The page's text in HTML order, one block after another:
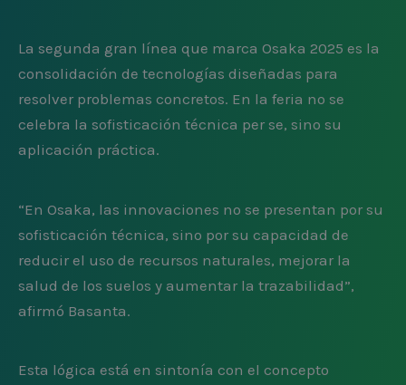
La segunda gran línea que marca Osaka 2025 es la
consolidación de tecnologías diseñadas para
resolver problemas concretos. En la feria no se
celebra la sofisticación técnica per se, sino su
aplicación práctica.
“En Osaka, las innovaciones no se presentan por su
sofisticación técnica, sino por su capacidad de
reducir el uso de recursos naturales, mejorar la
salud de los suelos y aumentar la trazabilidad”,
afirmó Basanta.
Esta lógica está en sintonía con el concepto